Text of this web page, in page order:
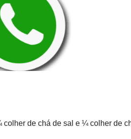
de chá de sal e ¼ colher de